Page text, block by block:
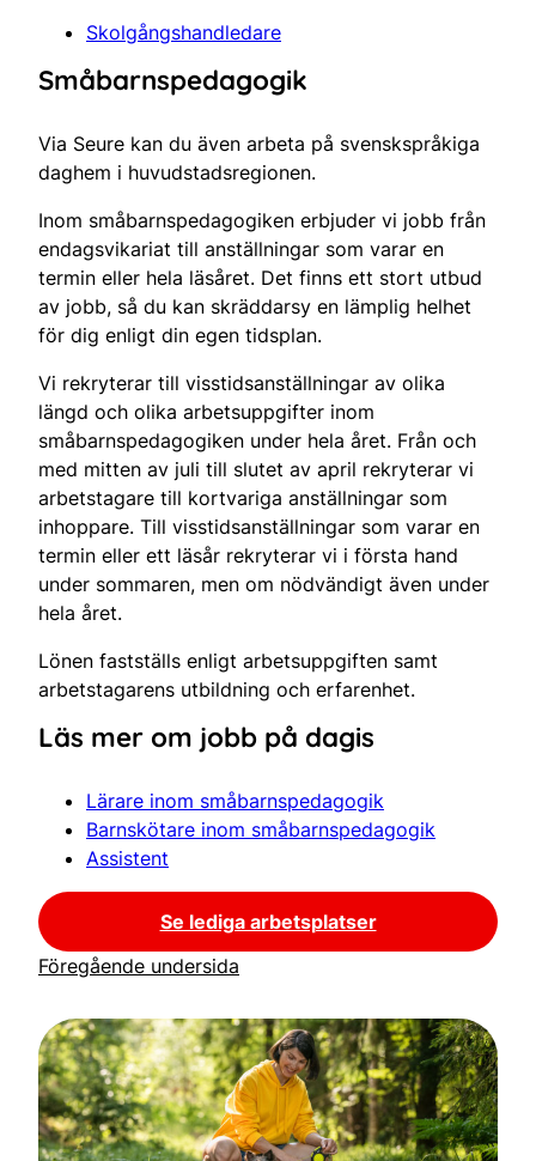
Skolgångshandledare
Småbarnspedagogik
Via Seure kan du även arbeta på svenskspråkiga
daghem i huvudstadsregionen.
Inom småbarnspedagogiken erbjuder vi jobb från
endagsvikariat till anställningar som varar en
termin eller hela läsåret. Det finns ett stort utbud
av jobb, så du kan skräddarsy en lämplig helhet
för dig enligt din egen tidsplan.
Vi rekryterar till visstidsanställningar av olika
längd och olika arbetsuppgifter inom
småbarnspedagogiken under hela året. Från och
med mitten av juli till slutet av april rekryterar vi
arbetstagare till kortvariga anställningar som
inhoppare. Till visstidsanställningar som varar en
termin eller ett läsår rekryterar vi i första hand
under sommaren, men om nödvändigt även under
hela året.
Lönen fastställs enligt arbetsuppgiften samt
arbetstagarens utbildning och erfarenhet.
Läs mer om jobb på dagis
Lärare inom småbarnspedagogik
Barnskötare inom småbarnspedagogik
Assistent
Se lediga arbetsplatser
Föregående undersida